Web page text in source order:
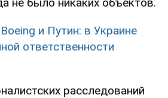
и Путин: в Украине
ответственности
расследований